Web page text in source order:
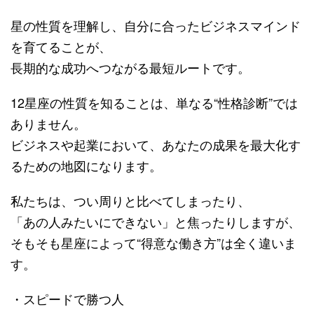
星の性質を理解し、自分に合ったビジネスマインド
を育てることが、
長期的な成功へつながる最短ルートです。
12星座の性質を知ることは、単なる“性格診断”では
ありません。
ビジネスや起業において、あなたの成果を最大化す
るための地図になります。
私たちは、つい周りと比べてしまったり、
「あの人みたいにできない」と焦ったりしますが、
そもそも星座によって“得意な働き方”は全く違いま
す。
・スピードで勝つ人